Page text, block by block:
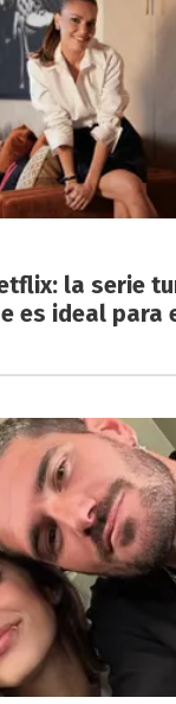
la serie
es ideal para